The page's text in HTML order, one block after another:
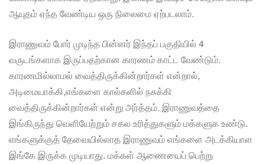
ஆயுதம் ஏந்த வேண்டிய ஒரு நிலைமை ஏற்படலாம்.
இராணுவம் போர் முடிந்த பின்னர் இந்தப் பகுதியில் 4
வருடங்களாக இருப்பதற்கான காரணம் காட்ட வேண்டும்.
காரணமில்லாமல் வைத்திருக்கின்றார்கள் என்றால்,
அடிமையாக்கி,எங்களை கால்களில் நசுக்கி
வைத்திருக்கின்றார்கள் என்று அர்த்தம். இராணுவத்தை
இங்கிருந்து வெளியேற்றும் சகல உரித்துகளும் மக்களுக உண்டு.
எங்களுக்குத் தேவையில்லாத இராணுவம் எங்களை அடக்கியாள
இங்கே இருக்க முடியாது. மக்கள் ஆணையைப் பெற்று